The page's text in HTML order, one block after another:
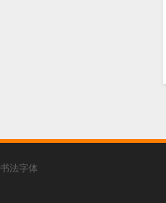
书法字体